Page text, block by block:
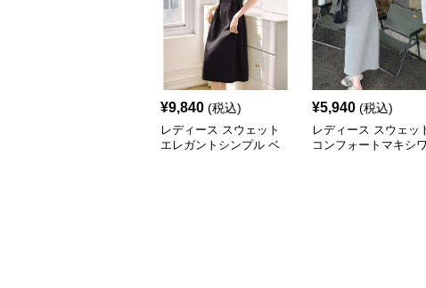
¥9,840 (税込)
レディース スウェット
エレガントシンプル ベ
¥5,940 (税込)
レディース スウェッ
コンフォートマキシ